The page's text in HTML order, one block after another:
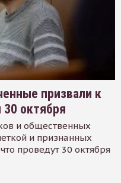
призвали к
октября
и общественных
и признанных
проведут 30 октября